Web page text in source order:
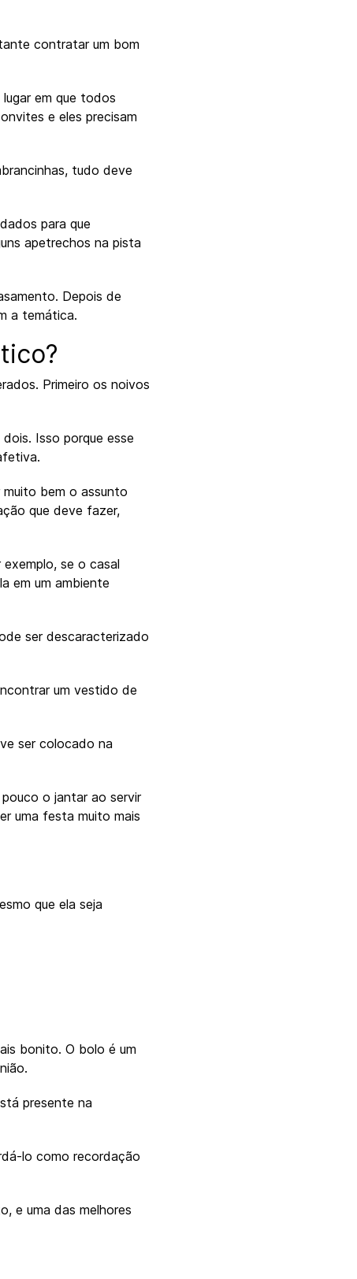
contratar um bom
em que todos
e eles precisam
tudo deve
para que
apetrechos na pista
Depois de
a temática.
Primeiro os noivos
Isso porque esse
bem o assunto
que deve fazer,
se o casal
em um ambiente
ser descaracterizado
um vestido de
ser colocado na
o jantar ao servir
uma festa muito mais
que ela seja
bonito. O bolo é um
presente na
lo como recordação
e uma das melhores